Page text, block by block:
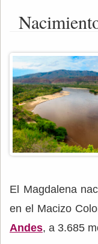
El Magdalena
en el Macizo
Andes, a 3.685